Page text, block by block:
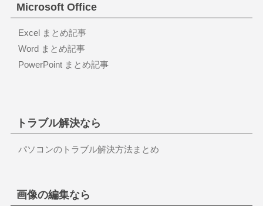
Microsoft Office
Excel まとめ記事
Word まとめ記事
PowerPoint まとめ記事
トラブル解決なら
パソコンのトラブル解決方法まとめ
画像の編集なら